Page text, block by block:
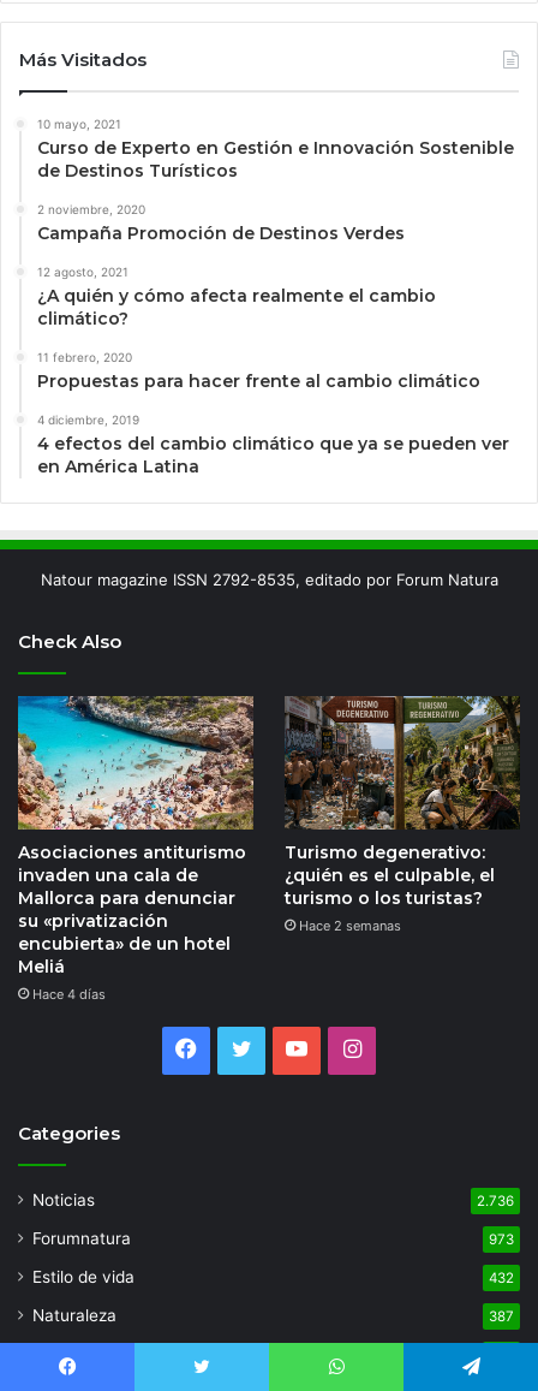
Más Visitados
10 mayo, 2021
Curso de Experto en Gestión e Innovación Sostenible
de Destinos Turísticos
2 noviembre, 2020
Campaña Promoción de Destinos Verdes
12 agosto, 2021
¿A quién y cómo afecta realmente el cambio
climático?
11 febrero, 2020
Propuestas para hacer frente al cambio climático
4 diciembre, 2019
4 efectos del cambio climático que ya se pueden ver
en América Latina
Natour magazine ISSN 2792-8535, editado por Forum Natura
Check Also
Asociaciones antiturismo
invaden una cala de
Mallorca para denunciar
su «privatización
encubierta» de un hotel
Meliá
Hace 4 días
Turismo degenerativo:
¿quién es el culpable, el
turismo o los turistas?
Hace 2 semanas
Facebook
TwitterYouTubeInstagram
Categories
Noticias 2.736
Forumnatura 973
Estilo de vida 432
Naturaleza 387
Innovacion